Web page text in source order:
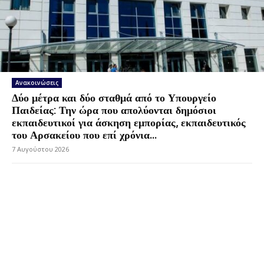
Ανακοινώσεις
Δύο μέτρα και δύο σταθμά από το Υπουργείο
Παιδείας: Την ώρα που απολύονται δημόσιοι
εκπαιδευτικοί για άσκηση εμπορίας, εκπαιδευτικός
του Αρσακείου που επί χρόνια...
7 Αυγούστου 2026